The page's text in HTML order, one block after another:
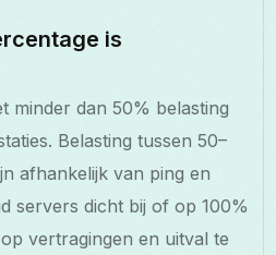
is
minder dan 50% belasting
Belasting tussen 50–
afhankelijk van ping en
servers dicht bij of op 100%
vertragingen en uitval te